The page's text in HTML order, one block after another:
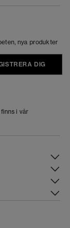
nya produkter
DIG
i vår